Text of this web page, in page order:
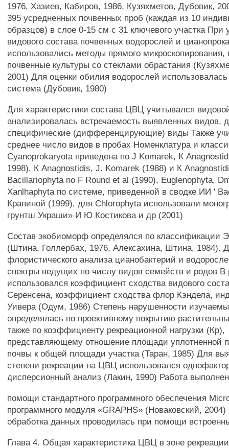
1976, Хазиев, Кабиров, 1986, Кузяхметов, Дубовик,
395 усредненных почвенных проб (каждая из 10
образцов) в слое 0-15 см с 31 ключевого участка При
видового состава почвенных водорослей и
использовались методы прямого
почвенные культуры со стеклами обрастания
2001) Для оценки обилия водорослей
система (Дубовик, 1980)
Для характеристики состава ЦВЦ учитывался
анализировалась встречаемость выявленных видов,
специфические (дифференцирующие) виды Также
среднее число видов в пробах Номенклатура и
Cyanoprokaryota приведена по J Komarek, К
1998), К Anagnostidis, J. Komarek (1988) и К
Bacillariophyta no F Round et al (1990), Euglenophyta,
Xanlhaphyta по системе, приведенной в сводке ИИ '
Крапиной (1999), для Chlorophyta использовали
грунтш Украши» И Ю Костикова и др (2001)
Состав экобиоморф определялся по классификации
(Штина, Голлербах, 1976, Алексахина, Штина, 1984).
флористического анализа цианобактерий и
спектры ведущих по числу видов семейств и родов В
использовался коэффициент сходства видового
Серенсена, коэффициент сходства флор Кэндела,
Уивера (Одум, 1986) Степень нарушенности
определялась по проективному покрытию
также по коэффициенту рекреационной нагрузки (Кр),
представляющему отношение площади уплотненной
почвы к общей площади участка (Таран, 1985) Для
степени рекреации на ЦВЦ использовался
дисперсионный анализ (Лакин, 1990) Работа
помощи стандартного программного обеспечения
программного модуля «GRAPHS» (Новаковский, 2004)
обработка данных проводилась при помощи
Глава 4. Общая характеристика ЦВЦ в зоне